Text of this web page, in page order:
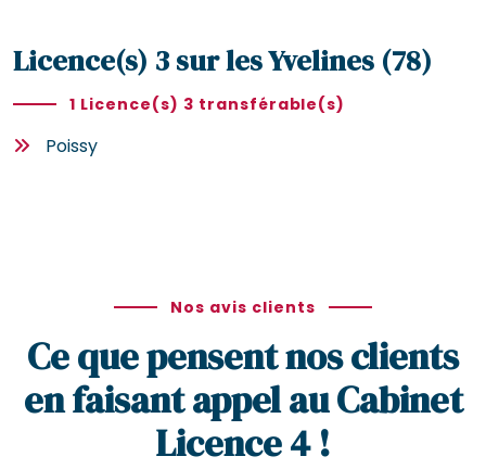
Licence(s) 3 sur les Yvelines (78)
1 Licence(s) 3 transférable(s)
Poissy
Nos avis clients
Ce que pensent nos clients
en faisant appel au Cabinet
Licence 4 !